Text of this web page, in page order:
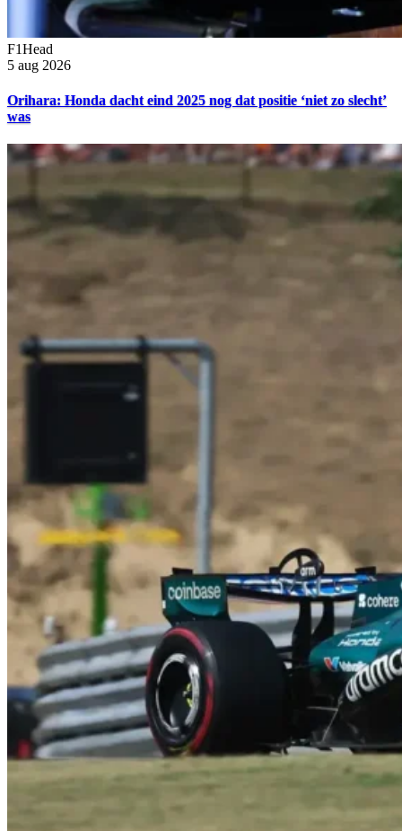
F1Head
5 aug 2026
Orihara: Honda dacht eind 2025 nog dat positie ‘niet zo slecht’
was